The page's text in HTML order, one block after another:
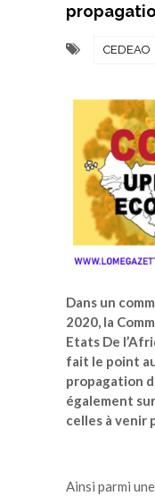
CEDEAO
Dans un
2020, la
Etats De
fait le point
propagation
également
celles à venir
Ainsi parmi